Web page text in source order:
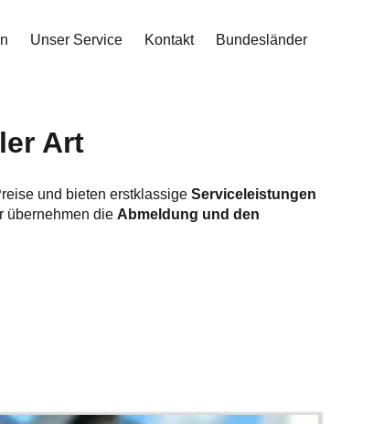
Unser Service Kontakt Bundesländer
Art
und bieten erstklassige Serviceleistungen
übernehmen die Abmeldung und den